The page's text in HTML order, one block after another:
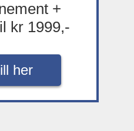
+
kr 1999,-
her